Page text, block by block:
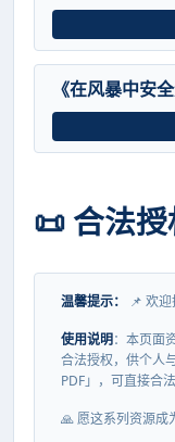
《在风暴中安
📜 合法
温馨提示： 📌 欢
使用说明：本页面
合法授权，供个人
PDF」，可直接合
🙏 愿这系列资源成